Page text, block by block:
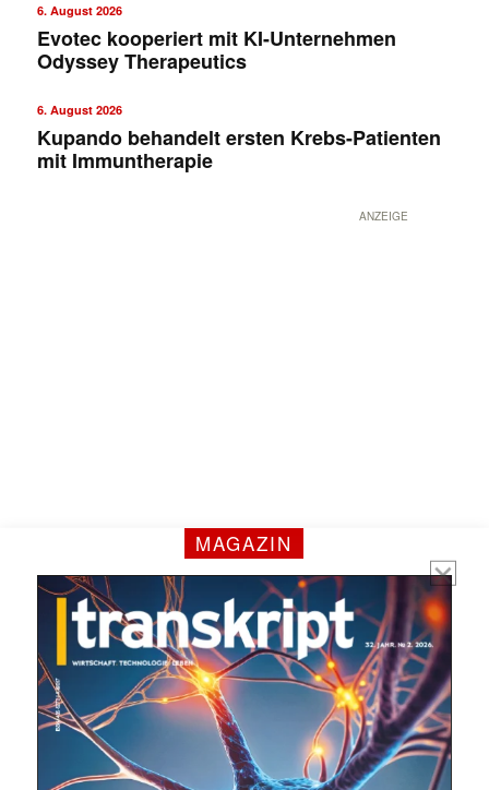
Mail
(erforderlich)
6. August 2026
Evotec kooperiert mit KI-Unternehmen
Odyssey Therapeutics
6. August 2026
Kupando behandelt ersten Krebs-Patienten
mit Immuntherapie
ANZEIGE
MAGAZIN